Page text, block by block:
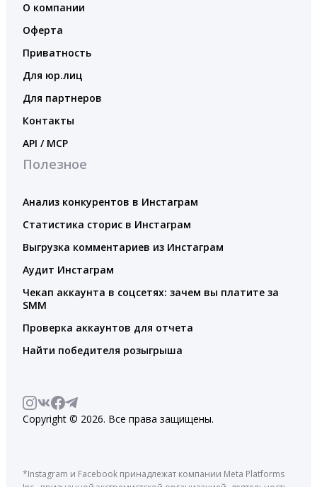
О компании
Оферта
Приватность
Для юр.лиц
Для партнеров
Контакты
API / MCP
Полезное
Анализ конкурентов в Инстаграм
Статистика сторис в Инстаграм
Выгрузка комментариев из Инстаграм
Аудит Инстаграм
Чекап аккаунта в соцсетях: зачем вы платите за
SMM
Проверка аккаунтов для отчета
Найти победителя розыгрыша
Copyright © 2026. Все права защищены.
*Instagram и Facebook принадлежат компании Meta Platforms